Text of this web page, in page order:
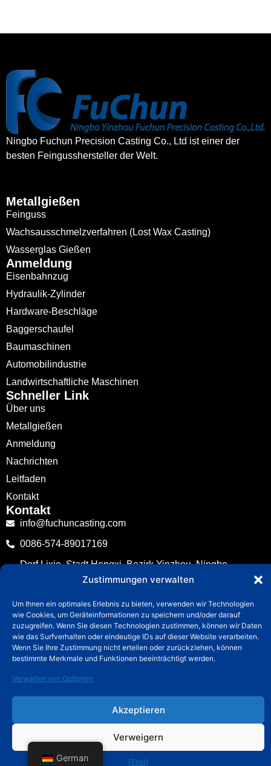
Zustimmungen verwalten
Um Ihnen ein optimales Erlebnis zu bieten, verwenden wir Technologien
wie Cookies, um Geräteinformationen zu speichern und/oder darauf
zuzugreifen. Wenn Sie diesen Technologien zustimmen, können wir Daten
wie das Surfverhalten oder eindeutige IDs auf dieser Website verarbeiten.
Wenn Sie Ihre Zustimmung nicht erteilen oder zurückziehen, können
bestimmte Merkmale und Funktionen beeinträchtigt werden.
Verwalten von Optionen
Akzeptieren
Verweigern
{Titel}
Ningbo Fuchun Precision Casting Co., Ltd ist einer der
besten Feingusshersteller der Welt.
Metallgießen
Feinguss
Wachsausschmelzverfahren (Lost Wax Casting)
Wasserglas Gießen
Anmeldung
Eisenbahnzug
Hydraulik-Zylinder
Hardware-Beschläge
Baggerschaufel
Baumaschinen
Automobilindustrie
Landwirtschaftliche Maschinen
Schneller Link
Über uns
Metallgießen
Anmeldung
Nachrichten
Leitfaden
Kontakt
Kontakt
info@fuchuncasting.com
0086-574-89017169
Dorf Lixie, Stadt Hengxi, Bezirk Yinzhou, Ningbo,
Zhejiang, China
Copyright © 2025, FUCHUN Precision Casting CO., LTD
German